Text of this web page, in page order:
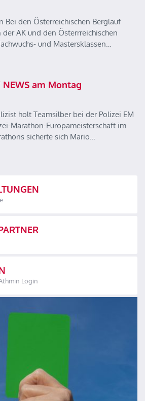
Bei den Österreichischen Berglauf
AK und den Österrreichischen
und Mastersklassen…
NEWS am Montag
holt Teamsilber bei der Polizei EM
Marathon-Europameisterschaft im
sicherte sich Mario…
Login